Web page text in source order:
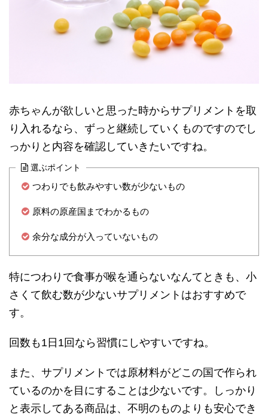
赤ちゃんが欲しいと思った時からサプリメントを取
り入れるなら、ずっと継続していくものですのでし
っかりと内容を確認していきたいですね。
選ぶポイント
つわりでも飲みやすい数が少ないもの
原料の原産国までわかるもの
余分な成分が入っていないもの
特につわりで食事が喉を通らないなんてときも、小
さくて飲む数が少ないサプリメントはおすすめで
す。
回数も1日1回なら習慣にしやすいですね。
また、サプリメントでは原材料がどこの国で作られ
ているのかを目にすることは少ないです。しっかり
と表示してある商品は、不明のものよりも安心でき